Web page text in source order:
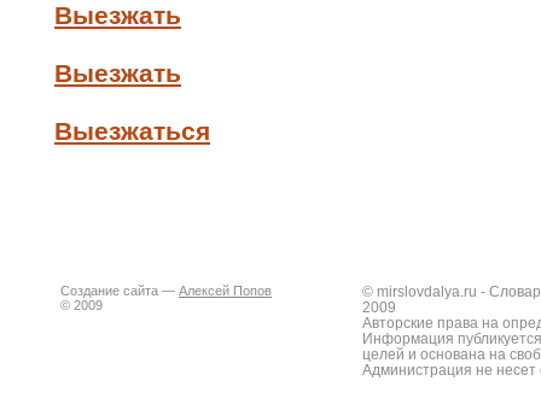
Выезжать
Выезжать
Выезжаться
Создание сайта — Алексей Попов
© 2009
© mirslovdalya.ru -
2009
Авторские права на
Информация
целей и основана на
Администрация не несет